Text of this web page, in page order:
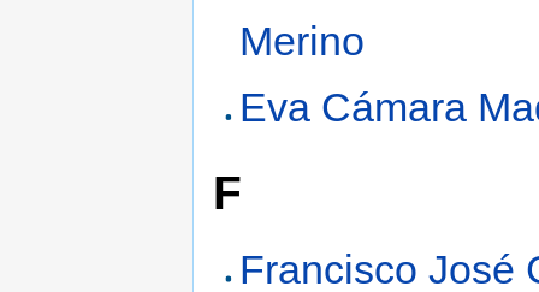
Merino
Eva Cámara
F
Francisco José